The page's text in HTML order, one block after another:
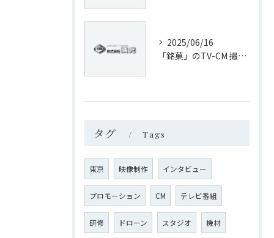
2025/06/16
「銘菓」のTV-CM 撮影 実施してまいりました！！！
タグ Tags
東京 映像制作 インタビュー
プロモーション CM テレビ番組
研修 ドローン スタジオ 機材